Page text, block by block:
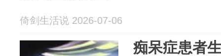
倚剑生活说 2026-07-06
痴呆症患者